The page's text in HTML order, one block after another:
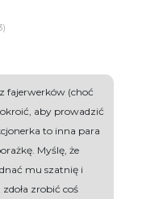
fajerwerków (choć
aby prowadzić
to inna para
Myślę, że
mu szatnię i
zrobić coś